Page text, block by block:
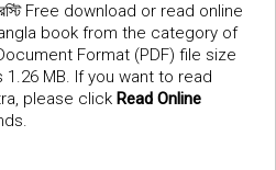
Free download or read online
book from the category of
Format (PDF) file size
1.26 MB. If you want to read
please click Read Online